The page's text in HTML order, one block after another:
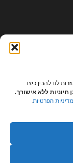
לנו להבין כיצד
חיוניות ללא אישורך.
מדיניות הפרטיות.